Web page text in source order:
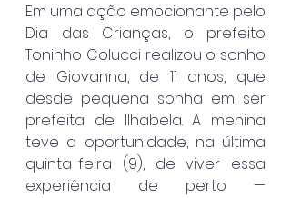
Em uma ação emocionante pelo
Dia das Crianças, o prefeito
Toninho Colucci realizou o sonho
de Giovanna, de 11 anos, que
desde pequena sonha em ser
prefeita de Ilhabela. A menina
teve a oportunidade, na última
quinta-feira (9), de viver essa
experiência de perto —